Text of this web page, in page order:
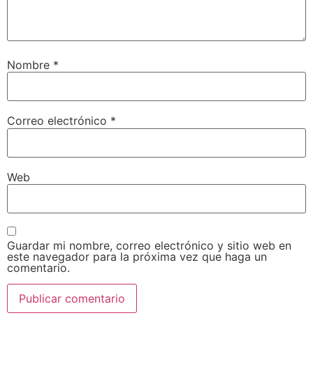
Nombre *
Correo electrónico *
Web
Guardar mi nombre, correo electrónico y sitio web en
este navegador para la próxima vez que haga un
comentario.